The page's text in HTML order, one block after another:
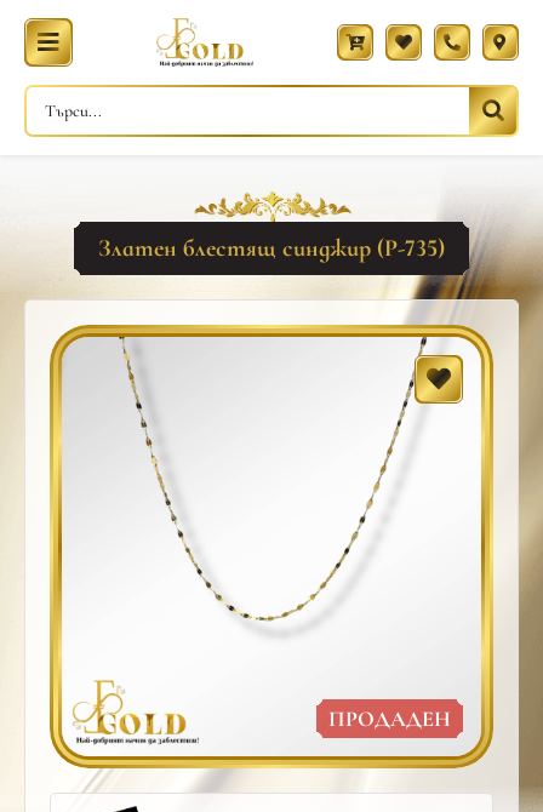
Златен блестящ синджир (Р-735)
ПРОДАДЕН